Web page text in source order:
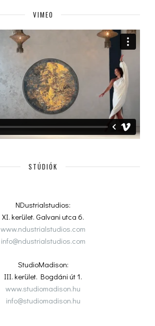
VIMEO
STÚDIÓK
NDustrialstudios:
XI. kerület. Galvani utca 6.
www.ndustrialstudios.com
info@ndustrialstudios.com
StudioMadison:
III. kerület. Bogdáni út 1.
www.studiomadison.hu
info@studiomadison.hu